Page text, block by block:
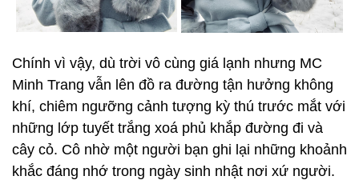
Chính vì vậy, dù trời vô cùng giá lạnh nhưng MC
Minh Trang vẫn lên đồ ra đường tận hưởng không
khí, chiêm ngưỡng cảnh tượng kỳ thú trước mắt với
những lớp tuyết trắng xoá phủ khắp đường đi và
cây cỏ. Cô nhờ một người bạn ghi lại những khoảnh
khắc đáng nhớ trong ngày sinh nhật nơi xứ người.